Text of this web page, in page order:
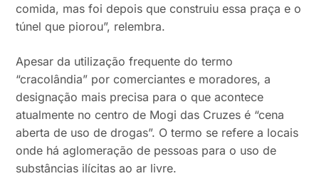
comida, mas foi depois que construiu essa praça e o
túnel que piorou”, relembra.
Apesar da utilização frequente do termo
“cracolândia” por comerciantes e moradores, a
designação mais precisa para o que acontece
atualmente no centro de Mogi das Cruzes é “cena
aberta de uso de drogas”. O termo se refere a locais
onde há aglomeração de pessoas para o uso de
substâncias ilícitas ao ar livre.